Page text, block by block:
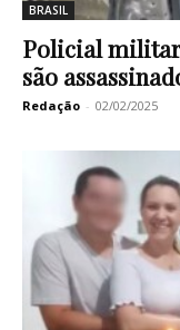
BRASIL
Policial
são
Redação - 02/02/2025